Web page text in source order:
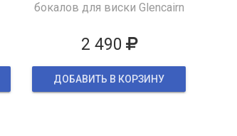
бокалов для виски Glencairn
2 490
ДОБАВИТЬ В КОРЗИНУ